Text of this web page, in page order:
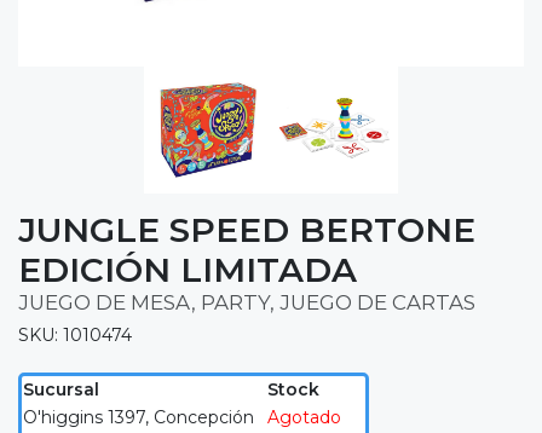
JUNGLE SPEED BERTONE
EDICIÓN LIMITADA
JUEGO DE MESA, PARTY, JUEGO DE CARTAS
SKU: 1010474
Sucursal
Stock
O'higgins 1397, Concepción
Agotado